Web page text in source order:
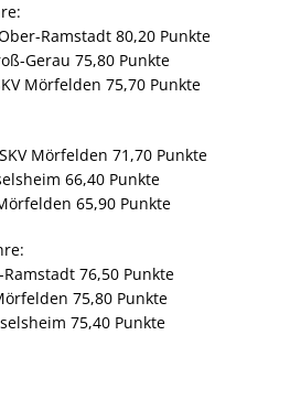
Ramstadt 80,20 Punkte
Gerau 75,80 Punkte
Mörfelden 75,70 Punkte
Mörfelden 71,70 Punkte
66,40 Punkte
65,90 Punkte
76,50 Punkte
75,80 Punkte
75,40 Punkte